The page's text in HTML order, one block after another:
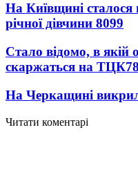
На Київщині сталося
річної дівчини 8099
Стало відомо, в якій
скаржаться на ТЦК
На Черкащині
Читати коментарі